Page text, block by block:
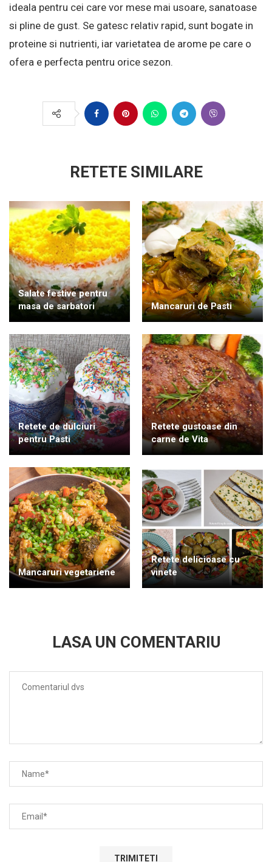
ideala pentru cei care vor mese mai usoare, sanatoase
si pline de gust. Se gatesc relativ rapid, sunt bogate in
proteine si nutrienti, iar varietatea de arome pe care o
ofera e perfecta pentru orice sezon.
RETETE SIMILARE
Salate festive pentru
masa de sarbatori
Mancaruri de Pasti
Retete de dulciuri
pentru Pasti
Retete gustoase din
carne de Vita
Mancaruri vegetariene
Retete delicioase cu
vinete
LASA UN COMENTARIU